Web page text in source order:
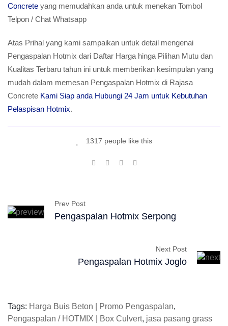
Concrete yang memudahkan anda untuk menekan Tombol
Telpon / Chat Whatsapp
Atas Prihal yang kami sampaikan untuk detail mengenai
Pengaspalan Hotmix dari Daftar Harga hinga Pilihan Mutu dan
Kualitas Terbaru tahun ini untuk memberikan kesimpulan yang
mudah dalam memesan Pengaspalan Hotmix di Rajasa
Concrete Kami Siap anda Hubungi 24 Jam untuk Kebutuhan
Pelaspisan Hotmix.
1317 people like this
Prev Post
Pengaspalan Hotmix Serpong
Next Post
Pengaspalan Hotmix Joglo
Tags: Harga Buis Beton | Promo Pengaspalan,
Pengaspalan / HOTMIX | Box Culvert, jasa pasang grass